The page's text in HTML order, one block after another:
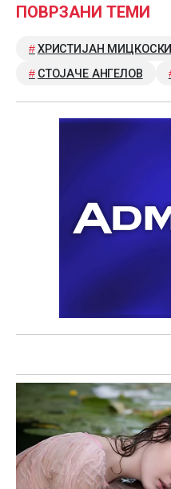
ПОВРЗАНИ ТЕМИ
ХРИСТИЈАН МИЦКОСКИ
СТОЈАЧЕ АНГЕЛОВ